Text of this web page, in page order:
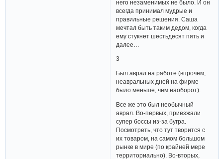
него незаменимых не было. И он
всегда принимал мудрые и
правильные решения. Саша
мечтал быть таким дедом, когда
ему стукнет шестьдесят пять и
далее…
3
Был аврал на работе (впрочем,
неавральных дней на фирме
было меньше, чем наоборот).
Все же это был необычный
аврал. Во-первых, приезжали
супер боссы из-за бугра.
Посмотреть, что тут творится с
их товаром, на самом большом
рынке в мире (по крайней мере
территориально). Во-вторых,